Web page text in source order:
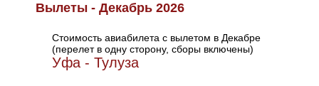
Вылеты - Декабрь 2026
Стоимость авиабилета с вылетом в Декабре
(перелет в одну сторону, сборы включены)
Уфа - Тулуза